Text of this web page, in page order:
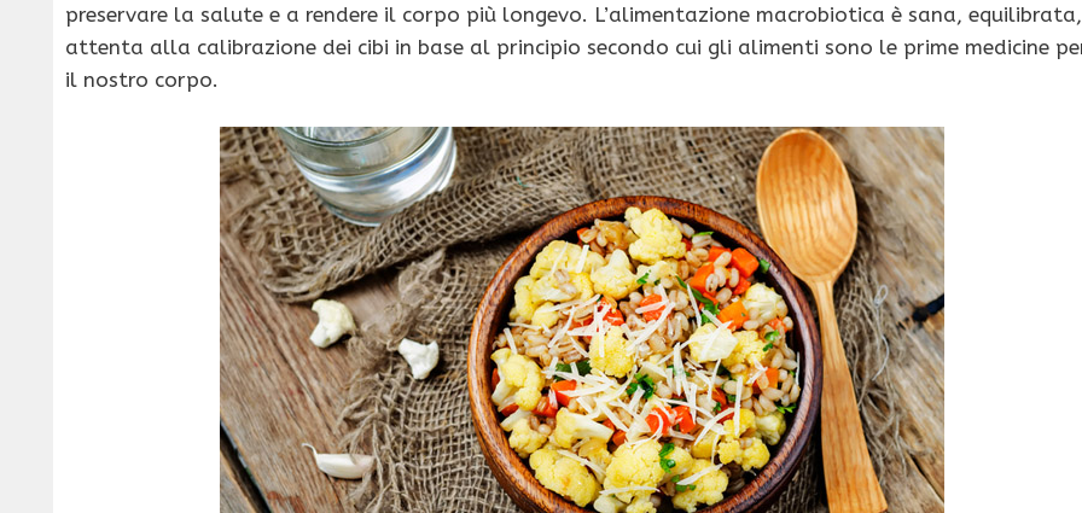
preservare la salute e a rendere il corpo più longevo. L’alimentazione macrobiotica è sana, equilibrata,
attenta alla calibrazione dei cibi in base al principio secondo cui gli alimenti sono le prime medicine
il nostro corpo.